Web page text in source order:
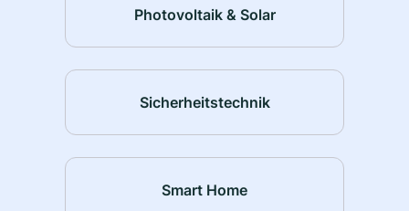
Photovoltaik & Solar
Sicherheitstechnik
Smart Home